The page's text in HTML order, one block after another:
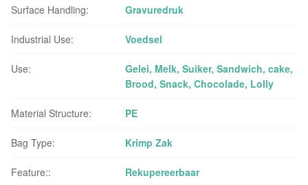
Surface Handling: Gravuredruk
Industrial Use: Voedsel
Use:
Gelei, Melk, Suiker, Sandwich, cake,
Brood, Snack, Chocolade, Lolly
Material Structure: PE
Bag Type: Krimp Zak
Feature:: Rekupereerbaar